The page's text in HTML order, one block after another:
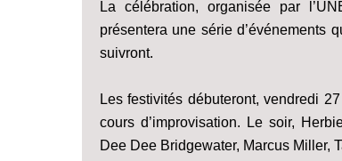
La célébration, organisée par
présentera une série d’événements
suivront.
Les festivités débuteront, vendredi
cours d’improvisation. Le soir,
Dee Dee Bridgewater, Marcus Miller,